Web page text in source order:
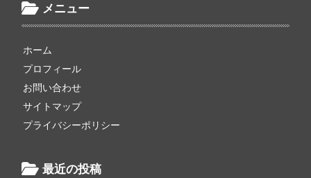
メニュー
ホーム
プロフィール
お問い合わせ
サイトマップ
プライバシーポリシー
最近の投稿